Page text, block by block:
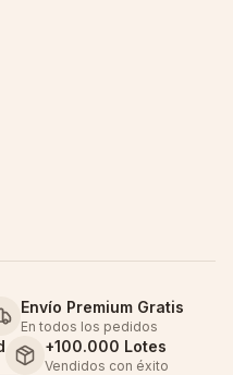
Envío Premium Gratis
En todos los pedidos
+100.000 Lotes
Vendidos con éxito